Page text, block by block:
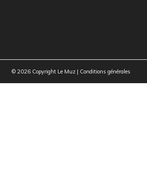
© 2026 Copyright Le Muz | Conditions générales